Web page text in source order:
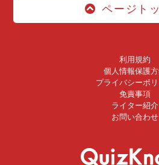
ページト
利用規約
個人情報保護
プライバシーポ
免責事項
ライター紹介
お問い合わせ